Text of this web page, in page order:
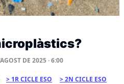
DE 2025 · 6:00
1R CICLE ESO
2N CICLE ESO